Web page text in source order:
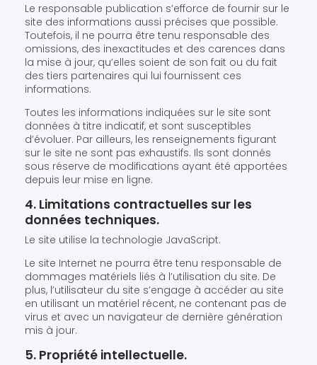
Le responsable publication s’efforce de fournir sur le
site des informations aussi précises que possible.
Toutefois, il ne pourra être tenu responsable des
omissions, des inexactitudes et des carences dans
la mise à jour, qu’elles soient de son fait ou du fait
des tiers partenaires qui lui fournissent ces
informations.
Toutes les informations indiquées sur le site sont
données à titre indicatif, et sont susceptibles
d’évoluer. Par ailleurs, les renseignements figurant
sur le site ne sont pas exhaustifs. Ils sont donnés
sous réserve de modifications ayant été apportées
depuis leur mise en ligne.
4. Limitations contractuelles sur les
données techniques.
Le site utilise la technologie JavaScript.
Le site Internet ne pourra être tenu responsable de
dommages matériels liés à l’utilisation du site. De
plus, l’utilisateur du site s’engage à accéder au site
en utilisant un matériel récent, ne contenant pas de
virus et avec un navigateur de dernière génération
mis à jour.
5. Propriété intellectuelle.